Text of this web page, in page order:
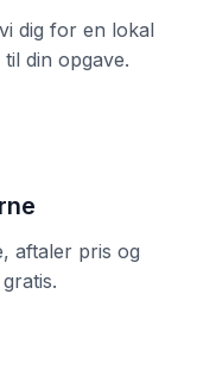
dig for en lokal
din opgave.
aftaler pris og